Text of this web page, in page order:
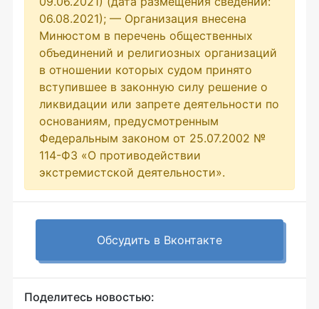
06.08.2021); — Организация внесена
Минюстом в перечень общественных
объединений и религиозных организаций
в отношении которых судом принято
вступившее в законную силу решение о
ликвидации или запрете деятельности по
основаниям, предусмотренным
Федеральным законом от 25.07.2002 №
114-ФЗ «О противодействии
экстремистской деятельности».
Обсудить в Вконтакте
Поделитесь новостью: